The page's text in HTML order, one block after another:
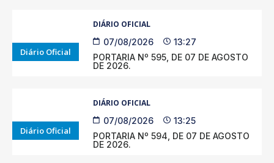
Diário Oficial
DIÁRIO OFICIAL
07/08/2026
13:27
PORTARIA Nº 595, DE 07 DE AGOSTO
DE 2026.
Diário Oficial
DIÁRIO OFICIAL
07/08/2026
13:25
PORTARIA Nº 594, DE 07 DE AGOSTO
DE 2026.